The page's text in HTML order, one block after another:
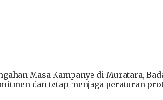
Masa Kampanye di Muratara,
dan tetap menjaga peraturan